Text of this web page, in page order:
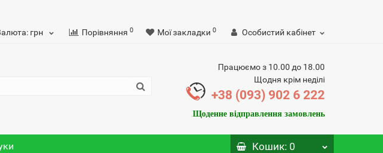
грн Порівняння 0 Мої закладки 0 Особистий кабінет
Працюємо з 10.00 до 18.00
Щодня крім неділі
+38 (093) 902 6 222
Щоденне відправлення замовлень
Кошик: 0